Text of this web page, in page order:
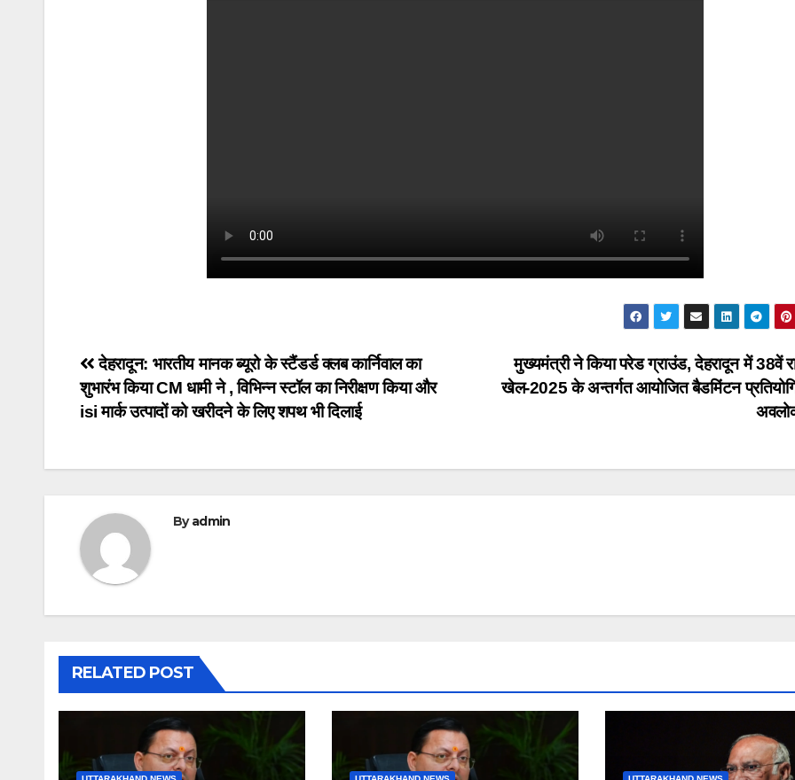
Post
navigation
मुख्यमंत्री ने किया परेड ग्राउंड, देहरादून में 38वें
खेल-2025 के अन्तर्गत आयोजित बैडमिंटन
देहरादून: भारतीय मानक ब्यूरो के स्टैंडर्ड क्लब कार्निवाल का
शुभारंभ किया CM धामी ने , विभिन्न स्टॉल का निरीक्षण किया और
isi मार्क उत्पादों को खरीदने के लिए शपथ भी दिलाई
Byadmin
RELATED POST